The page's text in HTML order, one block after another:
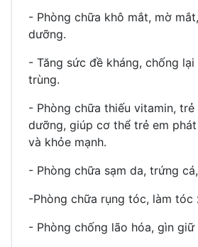
- Phòng chữa khô mắt, mờ
dưỡng.
- Tăng sức đề kháng, chống lại
trùng.
- Phòng chữa thiếu vitamin, trẻ
dưỡng, giúp cơ thể trẻ em
và khỏe mạnh.
- Phòng chữa sạm da, trứng
-Phòng chữa rụng tóc, làm tóc
- Phòng chống lão hóa, gìn